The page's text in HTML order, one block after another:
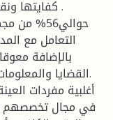
كفايتها
التعامل مع
بالإضافة
القضايا
في مجال تخصصهم